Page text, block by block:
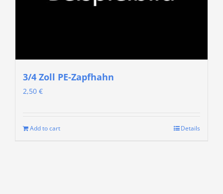
3/4 Zoll PE-Zapfhahn
2,50 €
Add to cart Details